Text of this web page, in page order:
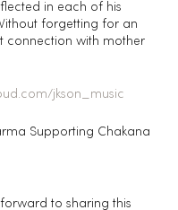
in each of his
forgetting for an
connection with mother
jkson_music
Supporting Chakana
to sharing this